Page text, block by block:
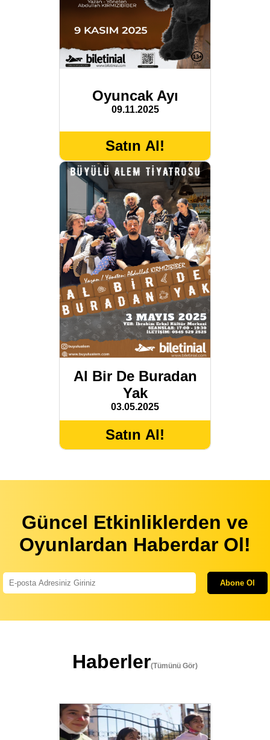
Oyuncak Ayı
09.11.2025
Satın Al!
Al Bir De Buradan
Yak
03.05.2025
Satın Al!
Güncel Etkinliklerden ve
Oyunlardan Haberdar Ol!
Abone Ol
Haberler(Tümünü Gör)